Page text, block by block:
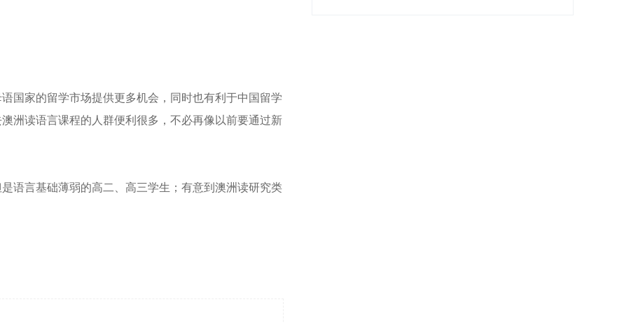
国家的留学市场提供更多机会，同时也有利于中国留学
洲读语言课程的人群便利很多，不必再像以前要通过新
语言基础薄弱的高二、高三学生；有意到澳洲读研究类